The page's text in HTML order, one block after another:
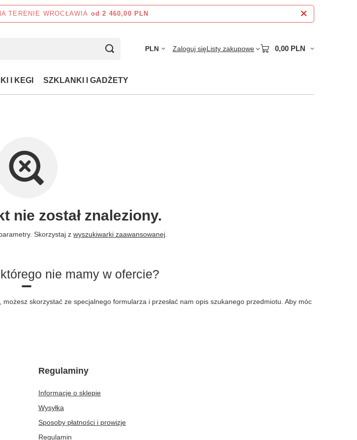
TERENIE WROCŁAWIA od 2 460,00 PLN
PLN Zaloguj sięListy zakupowe 0,00 PLN
I KEGI SZKLANKI I GADŻETY
nie został znaleziony.
Skorzystaj z wyszukiwarki zaawansowanej
nie mamy w ofercie?
skorzystać ze specjalnego formularza i przesłać nam opis szukanego przedmiotu. Aby móc
Regulaminy
Informacje o sklepie
Wysyłka
Sposoby płatności i prowizje
Regulamin